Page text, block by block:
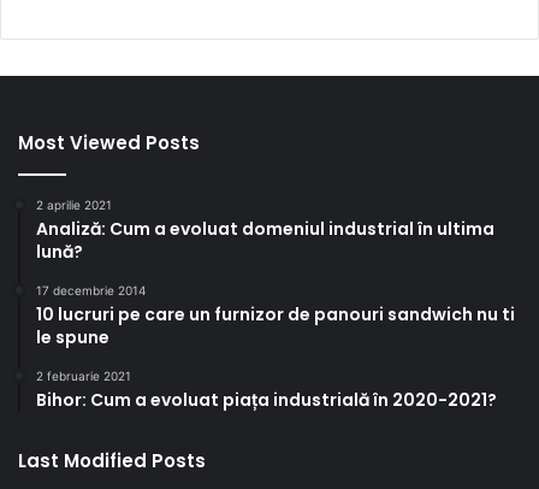
Most Viewed Posts
2 aprilie 2021
Analiză: Cum a evoluat domeniul industrial în ultima
lună?
17 decembrie 2014
10 lucruri pe care un furnizor de panouri sandwich nu ti
le spune
2 februarie 2021
Bihor: Cum a evoluat piața industrială în 2020-2021?
Last Modified Posts